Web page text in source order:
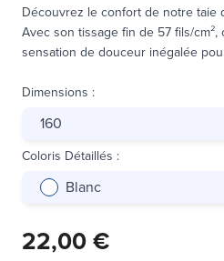
Découvrez le confort de notre taie
Avec son tissage fin de 57 fils/
sensation de douceur inégalée
Dimensions :
160
Coloris Détaillés :
Blanc
22,00 €